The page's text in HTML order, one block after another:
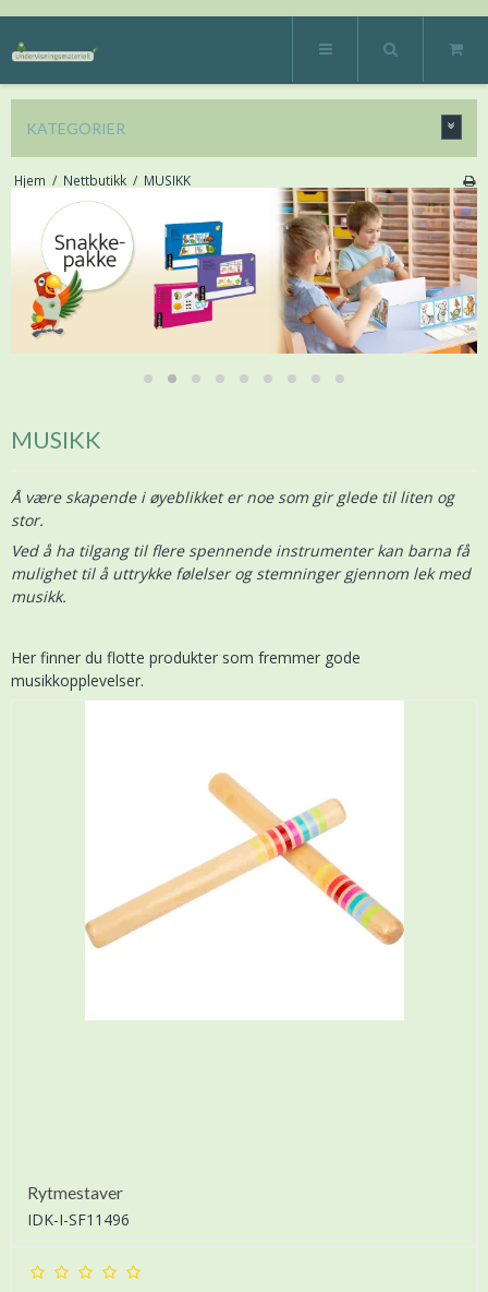
KATEGORIER
Hjem / Nettbutikk / MUSIKK
MUSIKK
Å være skapende i øyeblikket er noe som gir glede til liten og
stor.
Ved å ha tilgang til flere spennende instrumenter kan barna få
mulighet til å uttrykke følelser og stemninger gjennom lek med
musikk.
Her finner du flotte produkter som fremmer gode
musikkopplevelser.
Rytmestaver
IDK-I-SF11496